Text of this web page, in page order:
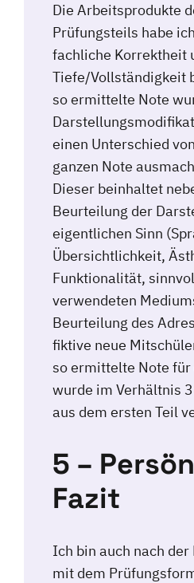
Die Arbeitsprodukte
Prüfungsteils habe
fachliche Korrektheit
Tiefe/Vollständigkeit
so ermittelte Note
einen Unterschied
ganzen Note
Dieser beinhaltet
Beurteilung der
eigentlichen Sinn
Übersichtlichkeit,
Funktionalität,
verwendeten
Beurteilung des
fiktive neue
so ermittelte Note für
wurde im Verhältnis
aus dem ersten Teil
5 –
Fazit
Ich bin auch nach
mit dem